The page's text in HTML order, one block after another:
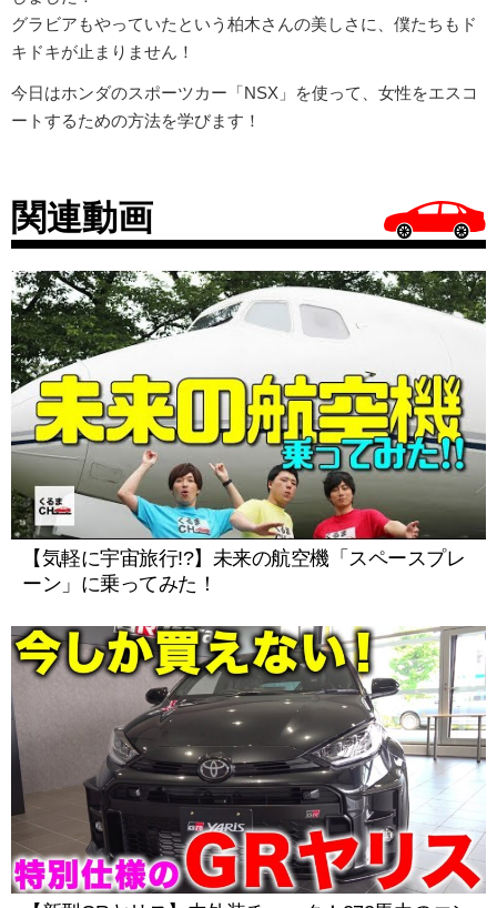
グラビアもやっていたという柏木さんの美しさに、僕たちもド
キドキが止まりません！
今日はホンダのスポーツカー「NSX」を使って、女性をエスコ
ートするための方法を学びます！
関連動画
【気軽に宇宙旅行!?】未来の航空機「スペースプレ
ーン」に乗ってみた！